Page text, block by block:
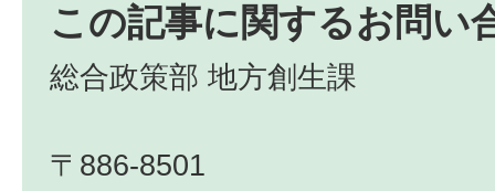
この記事に関するお問い
総合政策部 地方創生課
〒886-8501